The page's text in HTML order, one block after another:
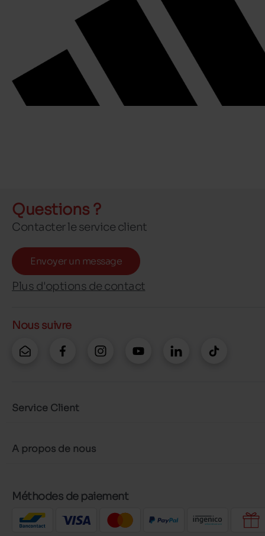
Questions ?
Contacter le service client
Envoyer un message
Plus d'options de contact
Nous suivre
Service Client
A propos de nous
Méthodes de paiement